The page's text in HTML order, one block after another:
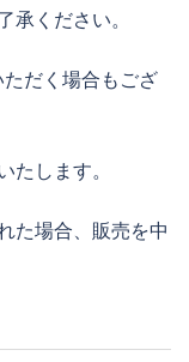
承ください。
ただく場合もござ
たします。
た場合、販売を中